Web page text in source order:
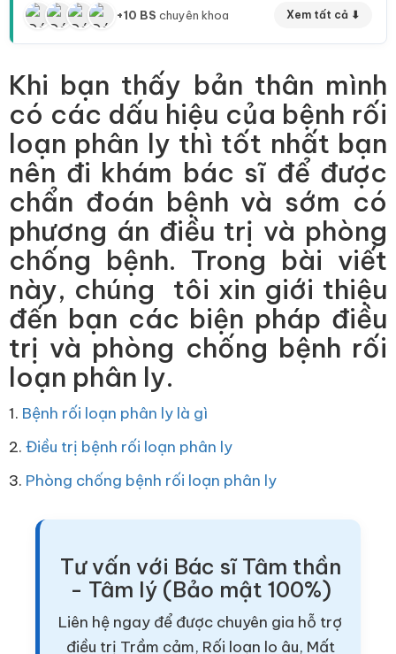
+10 BS chuyên khoa Xem tất cả ⬇
Khi bạn thấy bản thân mình
có các dấu hiệu của bệnh rối
loạn phân ly thì tốt nhất bạn
nên đi khám bác sĩ để được
chẩn đoán bệnh và sớm có
phương án điều trị và phòng
chống bệnh. Trong bài viết
này, chúng tôi xin giới thiệu
đến bạn các biện pháp điều
trị và phòng chống bệnh rối
loạn phân ly.
1. Bệnh rối loạn phân ly là gì
2. Điều trị bệnh rối loạn phân ly
3. Phòng chống bệnh rối loạn phân ly
Tư vấn với Bác sĩ Tâm thần
- Tâm lý (Bảo mật 100%)
Liên hệ ngay để được chuyên gia hỗ trợ
điều trị Trầm cảm, Rối loạn lo âu, Mất